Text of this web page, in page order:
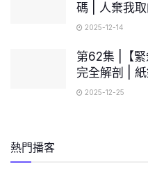
碼 | 人棄我
2025-12-14
第62集 |【
完全解剖 |
2025-12-25
熱門播客